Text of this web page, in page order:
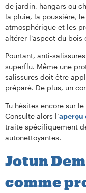
de jardin, hangars ou
la pluie, la poussière,
atmosphérique et les
altérer l’aspect du bois
Pourtant, anti-
superflu. Même une
salissures doit être
préparé. De plus, un
Tu hésites encore sur
Consulte alors l’aperçu
traite spécifiquement
autonettoyantes.
Jotun
comme